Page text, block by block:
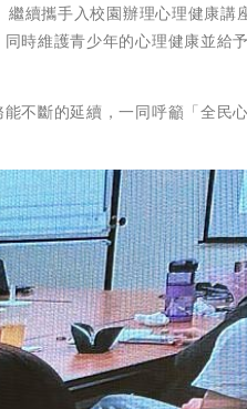
續攜手入校園辦理心理健康講
時維護青少年的心理健康並給
不斷的延續，一同呼籲「全民